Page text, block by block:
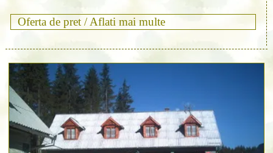
Oferta de pret / Aflati mai multe